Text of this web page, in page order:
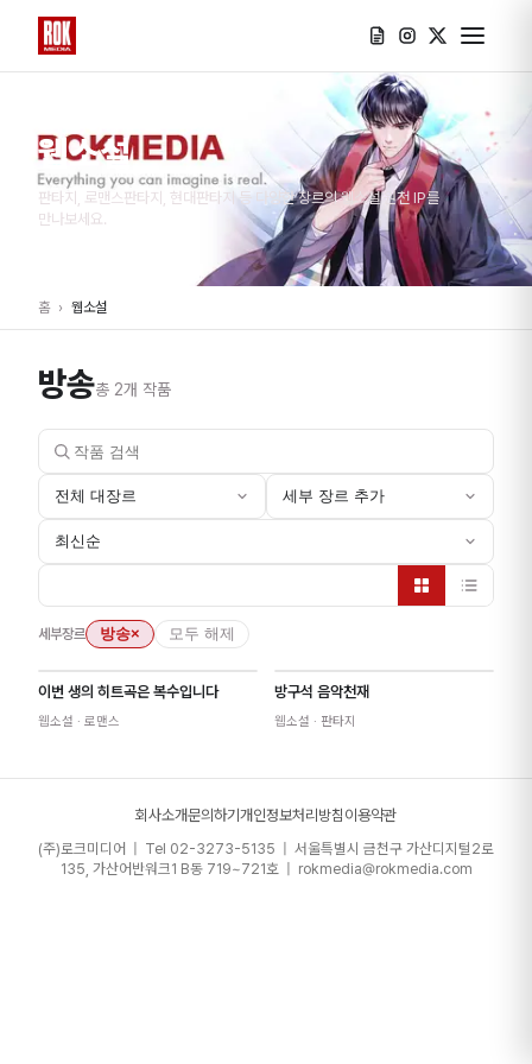
웹소설
판타지, 로맨스판타지, 현대판타지 등 다양한 장르의 웹소설 원천 IP를
만나보세요.
홈 › 웹소설
방송총 2개 작품
전체 대장르 세부 장르 추가
최신순
세부장르 방송× 모두 해제
NEW
이번 생의 히트곡은 복수입니다
웹소설 · 로맨스
방구석 음악천재
웹소설 · 판타지
회사소개문의하기 개인정보처리방침 이용약관
(주)로크미디어 | Tel 02-3273-5135 | 서울특별시 금천구 가산디지털2로
135, 가산어반워크1 B동 719~721호 | rokmedia@rokmedia.com